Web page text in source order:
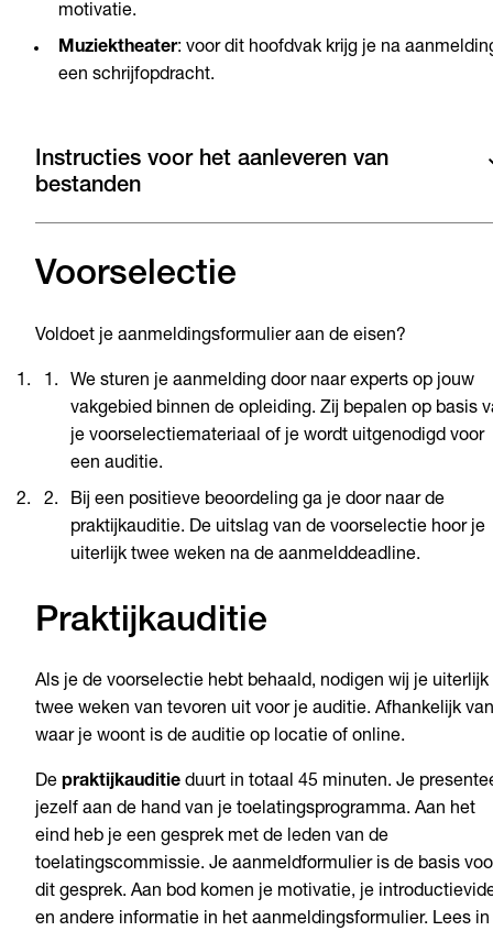
motivatie.
Muziektheater: voor dit hoofdvak krijg je na
een schrijfopdracht.
Instructies voor het aanleveren van
bestanden
Voorselectie
Voldoet je aanmeldingsformulier aan de eisen?
We sturen je aanmelding door naar experts op jouw
vakgebied binnen de opleiding. Zij bepalen op basis
je voorselectiemateriaal of je wordt uitgenodigd voor
een auditie.
Bij een positieve beoordeling ga je door naar de
praktijkauditie. De uitslag van de voorselectie hoor je
uiterlijk twee weken na de aanmelddeadline.
Praktijkauditie
Als je de voorselectie hebt behaald, nodigen wij je uiterlijk
twee weken van tevoren uit voor je auditie. Afhankelijk van
waar je woont is de auditie op locatie of online.
De praktijkauditie duurt in totaal 45 minuten. Je
jezelf aan de hand van je toelatingsprogramma. Aan het
eind heb je een gesprek met de leden van de
toelatingscommissie. Je aanmeldformulier is de basis
dit gesprek. Aan bod komen je motivatie, je
en andere informatie in het aanmeldingsformulier. Lees in